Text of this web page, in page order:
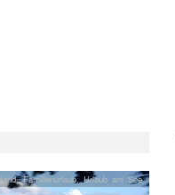
,Familienurlaub,Urlaub am See